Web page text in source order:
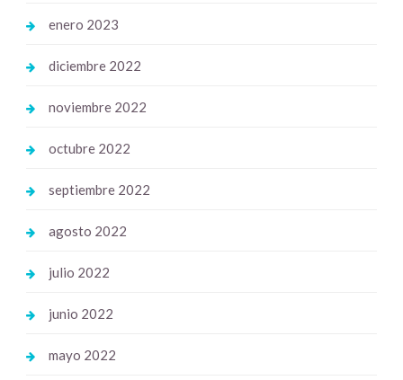
enero 2023
diciembre 2022
noviembre 2022
octubre 2022
septiembre 2022
agosto 2022
julio 2022
junio 2022
mayo 2022